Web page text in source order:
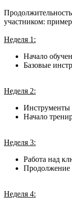
участником:
Неделя 1:
Начало
Базовые
Неделя 2:
Инструменты
Начало
Неделя 3:
Работа над
Продолжение
Неделя 4: